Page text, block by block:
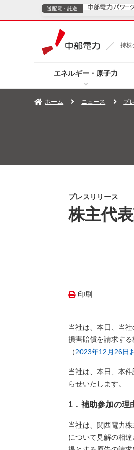
持株
エネルギー・原子力
送配電・託送
TOPページへ
TOPページへ
ホーム ニュース プ
プレスリリース
株主代
印刷
当社は、本日、当
損害賠償を請求す
（2023年12月26日
当社は、本日、本
らせいたします。
1．補助参加の理
当社は、関西電力
について見解の相